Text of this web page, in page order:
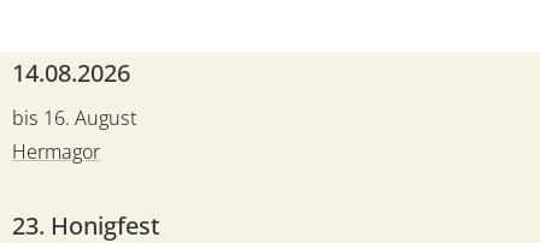
14.08.2026
bis 16. August
Hermagor
23. Honigfest